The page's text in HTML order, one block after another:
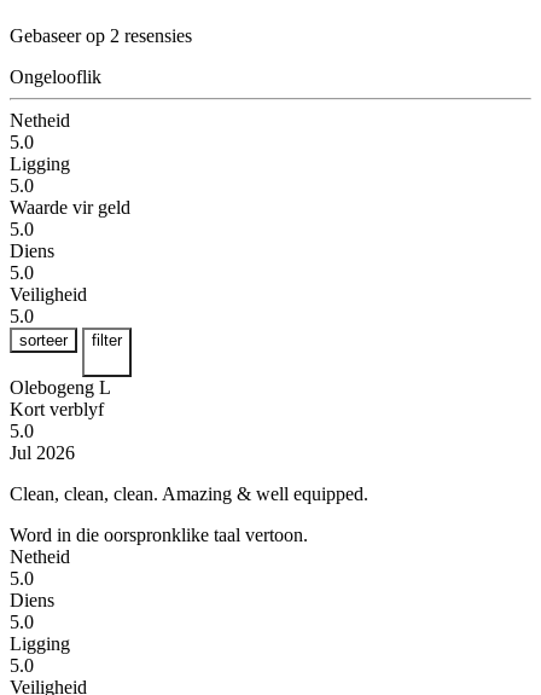
Gebaseer op 2 resensies
Ongelooflik
Netheid
5.0
Ligging
5.0
Waarde vir geld
5.0
Diens
5.0
Veiligheid
5.0
sorteer filter
Olebogeng L
Kort verblyf
5.0
Jul 2026
Clean, clean, clean. Amazing & well equipped.
Word in die oorspronklike taal vertoon.
Netheid
5.0
Diens
5.0
Ligging
5.0
Veiligheid